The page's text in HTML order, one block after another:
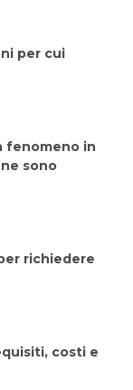
per cui
fenomeno in
sono
richiedere
costi e